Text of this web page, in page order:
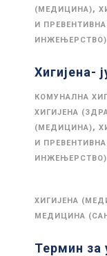
(МЕДИЦИНА),
И
ИНЖЕЊЕРСТВО)
Хигијена-
КОМУНАЛНА
ХИГИЈЕНА
(МЕДИЦИНА),
И
ИНЖЕЊЕРСТВО)
ХИГИЈЕНА
МЕДИЦИНА
Термин за